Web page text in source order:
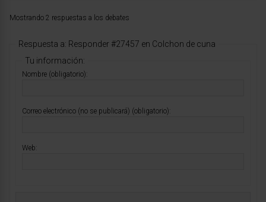
Mostrando 2 respuestas a los debates
Respuesta a: Responder #27457 en Colchon de cuna
Tu información:
Nombre (obligatorio):
Correo electrónico (no se publicará) (obligatorio):
Web: